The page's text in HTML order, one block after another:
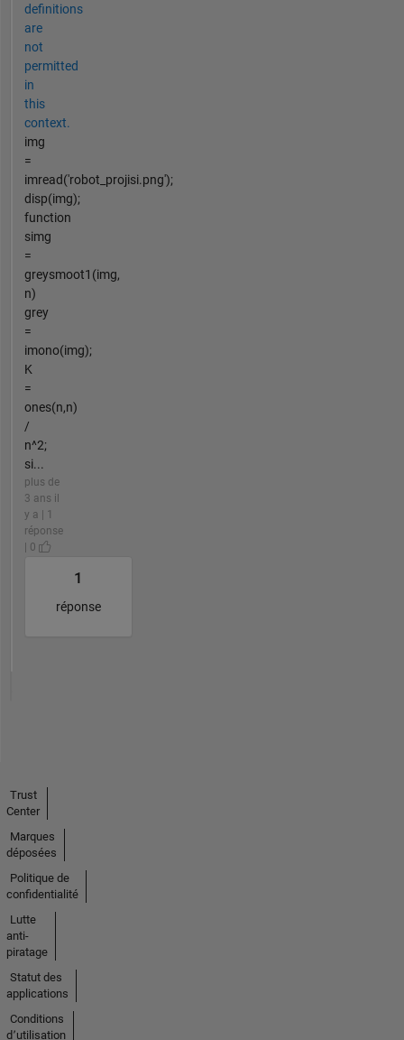
definitions
are
not
permitted
in
this
context.
img
=
imread('robot_projisi.png');
disp(img);
function
simg
=
greysmoot1(img,
n)
grey
=
imono(img);
K
=
ones(n,n)
/
n^2;
si...
plus de
3 ans il
y a | 1
réponse
| 0
1
réponse
Trust
Center
Marques
déposées
Politique de
confidentialité
Lutte
anti-
piratage
Statut des
applications
Conditions
d՚utilisation